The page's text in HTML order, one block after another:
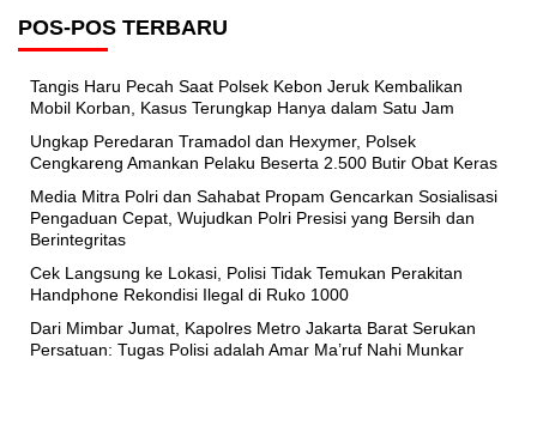
POS-POS TERBARU
Tangis Haru Pecah Saat Polsek Kebon Jeruk Kembalikan
Mobil Korban, Kasus Terungkap Hanya dalam Satu Jam
Ungkap Peredaran Tramadol dan Hexymer, Polsek
Cengkareng Amankan Pelaku Beserta 2.500 Butir Obat Keras
Media Mitra Polri dan Sahabat Propam Gencarkan Sosialisasi
Pengaduan Cepat, Wujudkan Polri Presisi yang Bersih dan
Berintegritas
Cek Langsung ke Lokasi, Polisi Tidak Temukan Perakitan
Handphone Rekondisi Ilegal di Ruko 1000
Dari Mimbar Jumat, Kapolres Metro Jakarta Barat Serukan
Persatuan: Tugas Polisi adalah Amar Ma’ruf Nahi Munkar